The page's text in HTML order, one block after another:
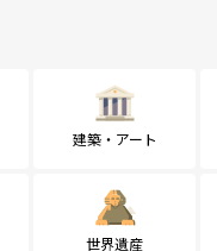
建築・アート
世界遺産